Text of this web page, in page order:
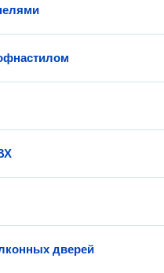
дверей